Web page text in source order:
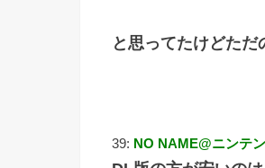
と思ってたけどた
39: NO NAME@ニンテ